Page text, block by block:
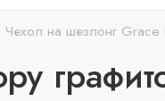
Чехол на шезлонг Grace